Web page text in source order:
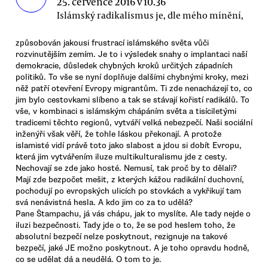
Islámský radikalismus je, dle mého mínění,
způsobován jakousi frustrací islámského světa vůči
rozvinutějším zemím. Je to i výsledek snahy o implantaci naší
demokracie, důsledek chybných kroků určitých západních
politiků. To vše se nyní doplňuje dalšími chybnými kroky, mezi
něž patří otevření Evropy migrantům. Ti zde nenacházejí to, co
jim bylo cestovkami slíbeno a tak se stávají kořistí radikálů. To
vše, v kombinaci s islámským chápáním světa a tisíciletými
tradicemi těchto regionů, vytváří velká nebezpečí. Naši sociální
inženýři však věří, že tohle láskou překonají. A protože
islamisté vidí právě toto jako slabost a jdou si dobít Evropu,
která jim vytvářením iluze multikulturalismu jde z cesty.
Nechovají se zde jako hosté. Nemusí, tak proč by to dělali?
Mají zde bezpočet mešit, z kterých kážou radikální duchovní,
pochodují po evropských ulicích po stovkách a vykřikují tam
svá nenávistná hesla. A kdo jim co za to udělá?
Pane Štampachu, já vás chápu, jak to myslíte. Ale tady nejde o
iluzi bezpečnosti. Tady jde o to, že se pod heslem toho, že
absolutní bezpečí nelze poskytnout, rezignuje na takové
bezpečí, jaké JE možno poskytnout. A je toho opravdu hodně,
co se udělat dá a neudělá. O tom to je.